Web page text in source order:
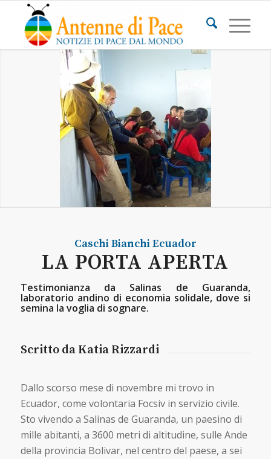
Caschi BianchiEcuador
LA PORTA APERTA
Testimonianza da Salinas de Guaranda,
laboratorio andino di economia solidale, dove si
semina la voglia di sognare.
Scritto da Katia Rizzardi
Dallo scorso mese di novembre mi trovo in
Ecuador, come volontaria Focsiv in servizio civile.
Sto vivendo a Salinas de Guaranda, un paesino di
mille abitanti, a 3600 metri di altitudine, sulle Ande
della provincia Bolivar, nel centro del paese, a sei